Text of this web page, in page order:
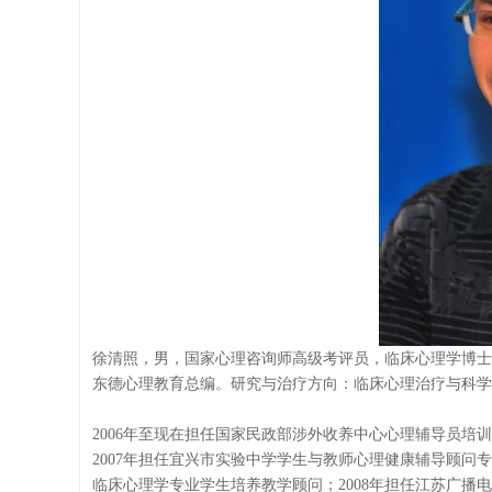
徐清照，男，国家心理咨询师高级考评员，临床心理学博
东德心理教育总编。研究与治疗方向：临床心理治疗与科
2006年至现在担任国家民政部涉外收养中心心理辅导员培
2007年担任宜兴市实验中学学生与教师心理健康辅导顾问
临床心理学专业学生培养教学顾问；2008年担任江苏广播